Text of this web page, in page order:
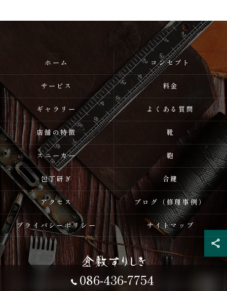
086-436-7754
ホーム コンセプト
サービス 料金
ギャラリー よくある質問
店舗の特徴 靴
スニーカー 鞄
包丁研ぎ 合鍵
アクセス ブログ（修理事例）
プライバシーポリシー サイトマップ
© 2026 岡山県倉敷の修理なら倉敷すりしき ALL RIGHTS RESERVED.